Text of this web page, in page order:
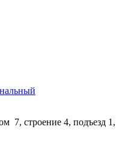
7, строение 4, подъезд 1,